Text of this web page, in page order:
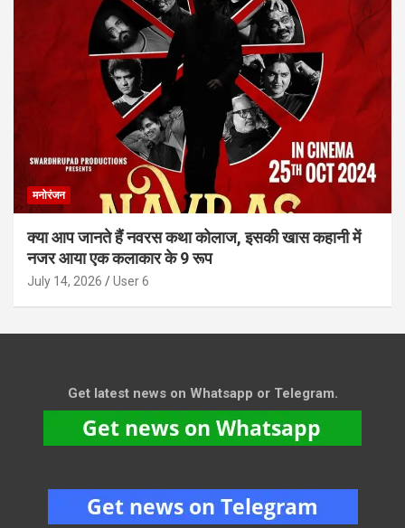
मनोरंजन
क्या आप जानते हैं नवरस कथा कोलाज, इसकी खास कहानी में
नजर आया एक कलाकार के 9 रूप
July 14, 2026 User 6
Get latest news on Whatsapp or Telegram.